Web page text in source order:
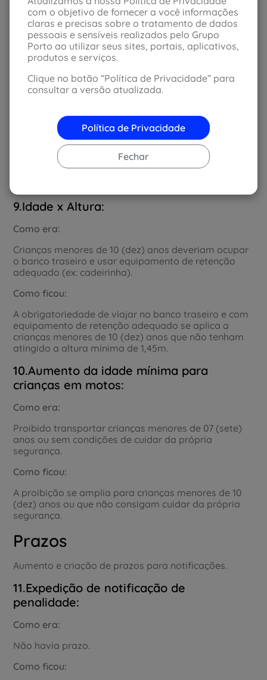
Como era:
Penas com previsão de reclusão poderiam ser
convertidas para serviços comunitários ou doações
de cestas básicas.
Como ficou:
Crianças
Algumas modificações também foram
implementadas no transporte de crianças em
9.Idade x Altura:
Como era:
Crianças menores de 10 (dez) anos deveriam ocupar
o banco traseiro e usar equipamento de retenção
adequado (ex: cadeirinha).
Como ficou:
A obrigatoriedade de viajar no banco traseiro e com
equipamento de retenção adequado se aplica a
crianças menores de 10 (dez) anos que não tenham
atingido a altura mínima de 1,45m.
10.Aumento da idade mínima para
crianças em motos:
Como era:
Proibido transportar crianças menores de 07 (sete)
anos ou sem condições de cuidar da própria
segurança.
Como ficou:
A proibição se amplia para crianças menores de 10
(dez) anos ou que não consigam cuidar da própria
segurança.
Prazos
Aumento e criação de prazos para notificações.
11.Expedição de notificação de
penalidade:
Como era:
Não havia prazo.
Como ficou:
com o objetivo de fornecer a você informações
claras e precisas sobre o tratamento de dados
pessoais e sensíveis realizados pelo Grupo
Porto ao utilizar seus sites, portais, aplicativos,
produtos e serviços.
Clique no botão “Política de Privacidade” para
consultar a versão atualizada.
Política de Privacidade
Fechar